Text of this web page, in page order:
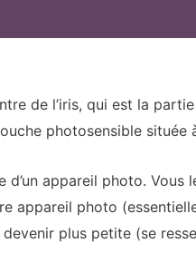
de l’iris, qui est la
photosensible située
d’un appareil photo.
appareil photo
plus petite (se